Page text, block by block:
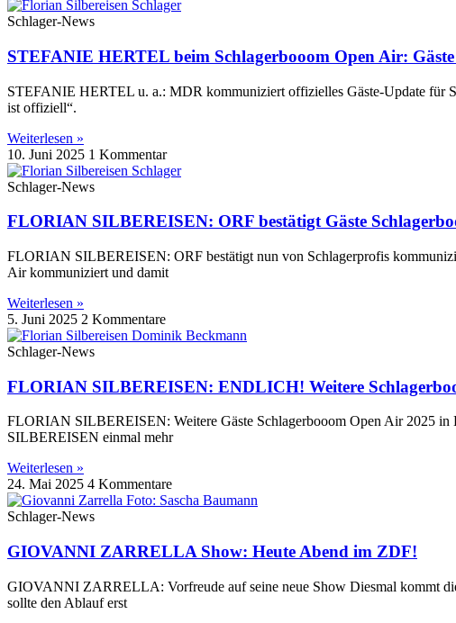
Schlager-News
STEFANIE HERTEL beim Schlagerbooom Open Air:
STEFANIE HERTEL u. a.: MDR kommuniziert offizielles Gäste-Update für
ist offiziell“.
Weiterlesen »
10. Juni 2025 1 Kommentar
Schlager-News
FLORIAN SILBEREISEN: ORF bestätigt Gäste
FLORIAN SILBEREISEN: ORF bestätigt nun von Schlagerprofis
Air kommuniziert und damit
Weiterlesen »
5. Juni 2025 2 Kommentare
Schlager-News
FLORIAN SILBEREISEN: ENDLICH! Weitere
FLORIAN SILBEREISEN: Weitere Gäste Schlagerbooom Open Air 2025 in
SILBEREISEN einmal mehr
Weiterlesen »
24. Mai 2025 4 Kommentare
Schlager-News
GIOVANNI ZARRELLA Show: Heute Abend im ZDF!
GIOVANNI ZARRELLA: Vorfreude auf seine neue Show Diesmal kommt
sollte den Ablauf erst